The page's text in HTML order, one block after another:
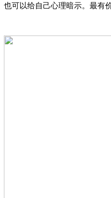
也可以给自己心理暗示。最有